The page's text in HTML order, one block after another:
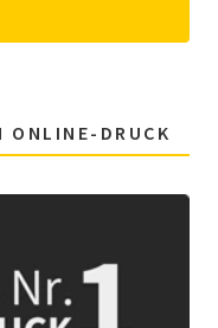
ONLINE-DRUCK